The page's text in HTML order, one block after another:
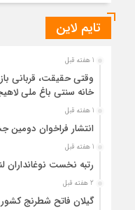
تایم لاین
1 هفته قبل
وقتی حقیقت، قربانی
خانه سنتی باغ ملی
1 هفته قبل
انتشار فراخوان دومین
1 هفته قبل
رتبه نخست نوغانداران
2 هفته قبل
گیلان فاتح شطرنج